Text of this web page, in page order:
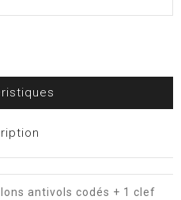
antivols codés + 1 clef